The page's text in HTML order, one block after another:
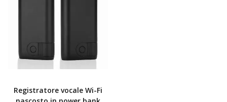
Registratore vocale Wi-Fi